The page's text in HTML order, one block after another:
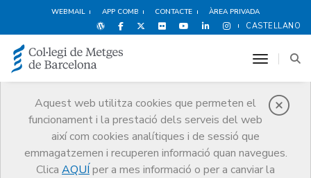
WEBMAIL APP COMB CONTACTE ÀREA PRIVADA
CASTELLANO
Aquest web utilitza cookies que permeten el
funcionament i la prestació dels serveis del web
així com cookies analítiques i de sessió que
emmagatzemen i recuperen informació quan navegues.
Clica AQUÍ per a mes informació o per a canviar la
toggle
Premis
Premis Guardonat Edició 2013